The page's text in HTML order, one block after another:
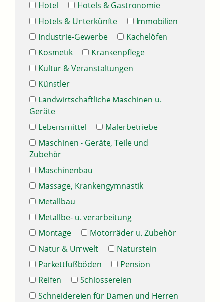
Hotel
Hotels & Gastronomie
Hotels & Unterkünfte
Immobilien
Industrie-Gewerbe
Kachelöfen
Kosmetik
Krankenpflege
Kultur & Veranstaltungen
Künstler
Landwirtschaftliche Maschinen u.
Geräte
Lebensmittel
Malerbetriebe
Maschinen - Geräte, Teile und
Zubehör
Maschinenbau
Massage, Krankengymnastik
Metallbau
Metallbe- u. verarbeitung
Montage
Motorräder u. Zubehör
Natur & Umwelt
Naturstein
Parkettfußböden
Pension
Reifen
Schlossereien
Schneidereien für Damen und Herren